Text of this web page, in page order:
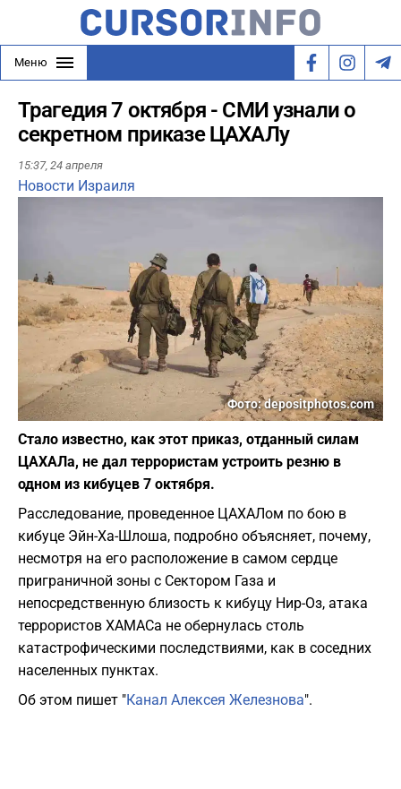
Меню
Трагедия 7 октября - СМИ узнали о
секретном приказе ЦАХАЛу
15:37, 24 апреля
Новости Израиля
Фото: depositphotos.com
Стало известно, как этот приказ, отданный силам
ЦАХАЛа, не дал террористам устроить резню в
одном из кибуцев 7 октября.
Расследование, проведенное ЦАХАЛом по бою в
кибуце Эйн-Ха-Шлоша, подробно объясняет, почему,
несмотря на его расположение в самом сердце
приграничной зоны с Сектором Газа и
непосредственную близость к кибуцу Нир-Оз, атака
террористов ХАМАСа не обернулась столь
катастрофическими последствиями, как в соседних
населенных пунктах.
Об этом пишет "Канал Алексея Железнова".